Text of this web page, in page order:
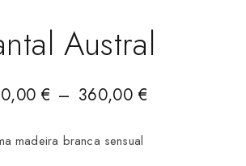
Austral
€ – 360,00€
madeira branca sensual